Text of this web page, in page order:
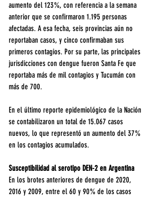
aumento del 123%, con referencia a la semana
anterior que se confirmaron 1.195 personas
afectadas. A esa fecha, seis provincias aún no
reportaban casos, y cinco confirmaban sus
primeros contagios. Por su parte, las principales
jurisdicciones con dengue fueron Santa Fe que
reportaba más de mil contagios y Tucumán con
más de 700.
En el último reporte epidemiológico de la Nación
se contabilizaron un total de 15.067 casos
nuevos, lo que representó un aumento del 37%
en los contagios acumulados.
Susceptibilidad al serotipo DEN-2 en Argentina
En los brotes anteriores de dengue de 2020,
2016 y 2009, entre el 60 y 90% de los casos